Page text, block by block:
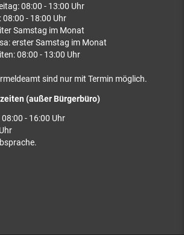
08:00 - 13:00 Uhr
- 18:00 Uhr
Samstag im Monat
erster Samstag im Monat
08:00 - 13:00 Uhr
sind nur mit Termin möglich.
(außer Bürgerbüro)
- 16:00 Uhr